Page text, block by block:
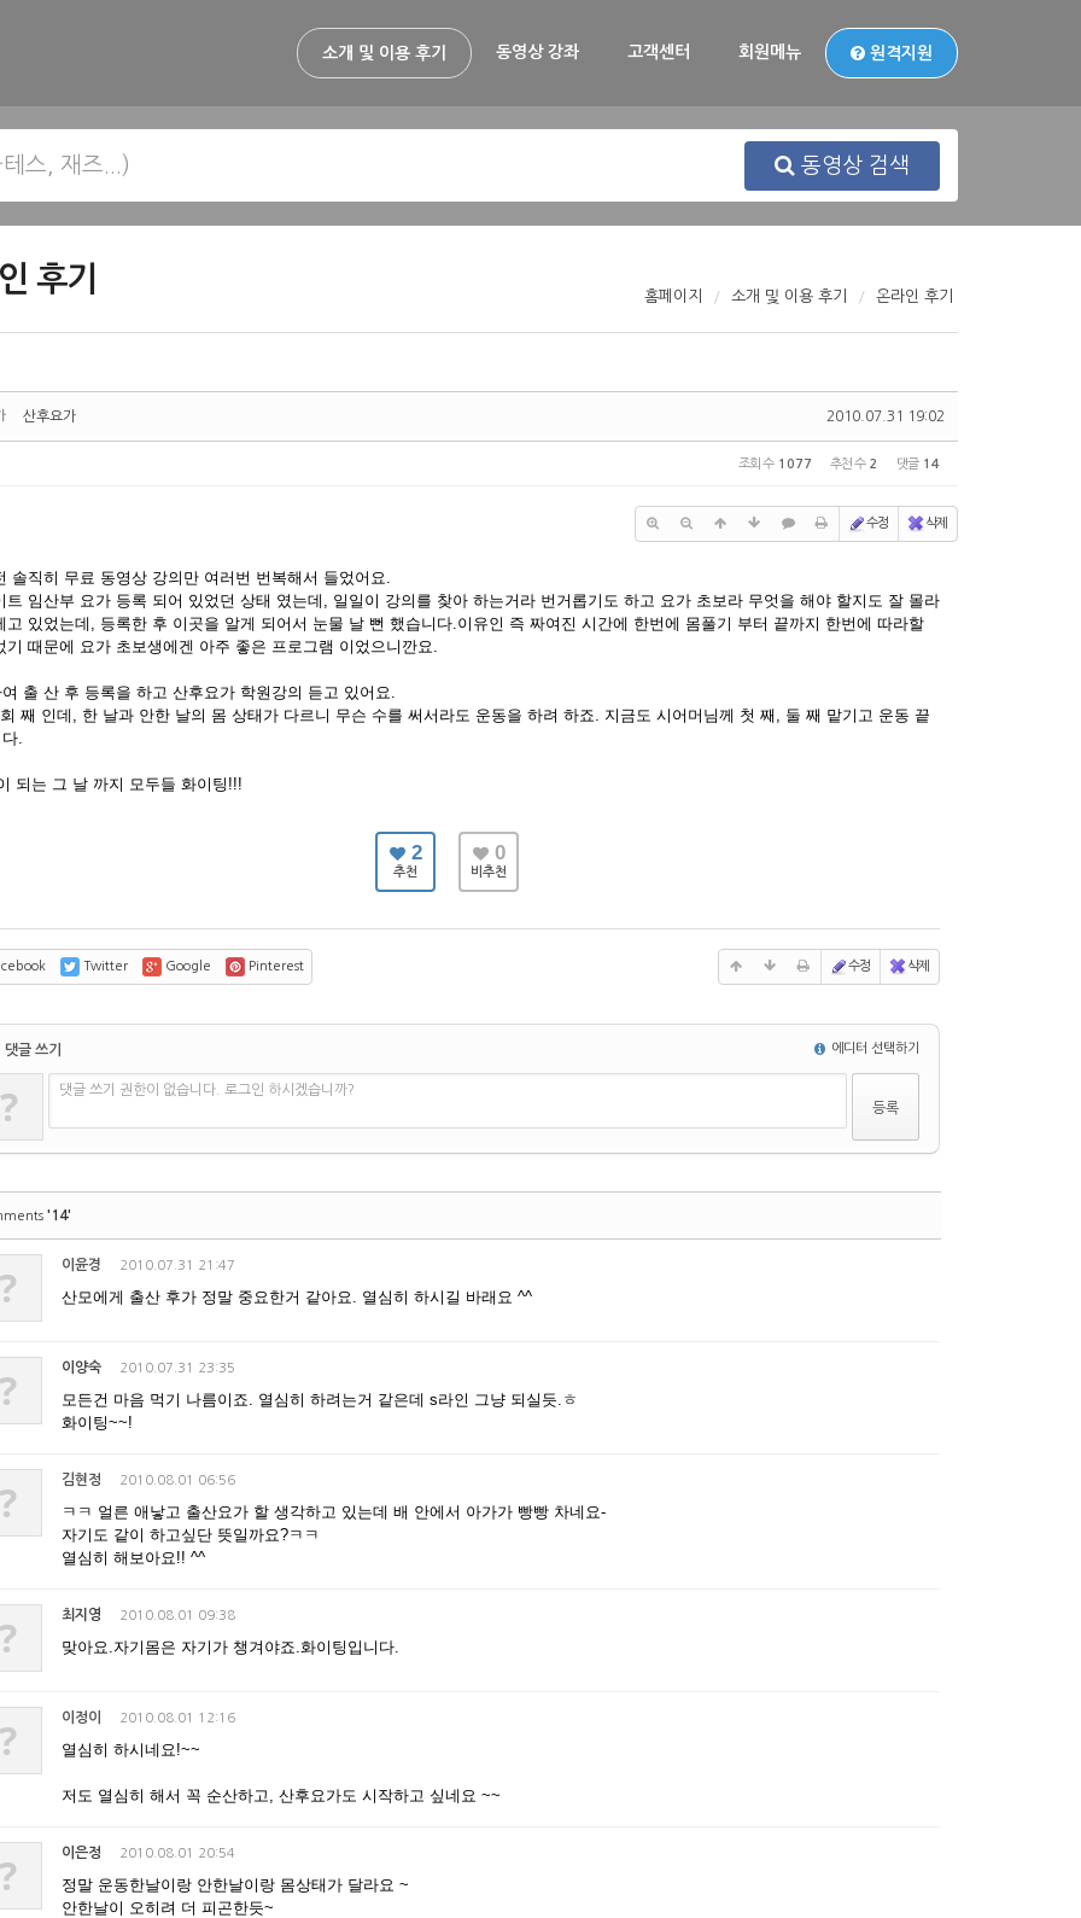
소개 및 이용 후기 동영상 강좌 고객센터 회원메뉴 원격지원
동영상 검색
후기
홈페이지 소개 및 이용 후기 온라인 후기
2010.07.31 19:02
산후요가
조회 수 1077 추천 수 2 댓글 14
수정 삭제
솔직히 무료 동영상 강의만 여러번 번복해서 들었어요.
트 임산부 요가 등록 되어 있었던 상태 였는데, 일일이 강의를 찾아 하는거라 번거롭기도 하고 요가 초보라 무엇을 해야 할지도 잘 몰라
고 있었는데, 등록한 후 이곳을 알게 되어서 눈물 날 뻔 했습니다.이유인 즉 짜여진 시간에 한번에 몸풀기 부터 끝까지 한번에 따라할
기 때문에 요가 초보생에겐 아주 좋은 프로그램 이었으니깐요.
출 산 후 등록을 하고 산후요가 학원강의 듣고 있어요.
째 인데, 한 날과 안한 날의 몸 상태가 다르니 무슨 수를 써서라도 운동을 하려 하죠. 지금도 시어머님께 첫 째, 둘 째 맡기고 운동 끝
.
되는 그 날 까지 모두들 화이팅!!!
2
추천
0
비추천
Twitter Google Pinterest 수정 삭제
댓글 쓰기 에디터 선택하기
? 댓글 쓰기 권한이 없습니다. 로그인 하시겠습니까?
'14'
? 이윤경 2010.07.31 21:47
산모에게 출산 후가 정말 중요한거 같아요. 열심히 하시길 바래요 ^^
? 이양숙 2010.07.31 23:35
모든건 마음 먹기 나름이죠. 열심히 하려는거 같은데 s라인 그냥 되실듯.ㅎ
화이팅~~!
? 김현정 2010.08.01 06:56
ㅋㅋ 얼른 애낳고 출산요가 할 생각하고 있는데 배 안에서 아가가 빵빵 차네요-
자기도 같이 하고싶단 뜻일까요?ㅋㅋ
열심히 해보아요!! ^^
? 최지영 2010.08.01 09:38
맞아요.자기몸은 자기가 챙겨야죠.화이팅입니다.
? 이정이 2010.08.01 12:16
열심히 하시네요!~~
저도 열심히 해서 꼭 순산하고, 산후요가도 시작하고 싶네요 ~~
? 이은정 2010.08.01 20:54
정말 운동한날이랑 안한날이랑 몸상태가 달라요 ~
안한날이 오히려 더 피곤한듯~